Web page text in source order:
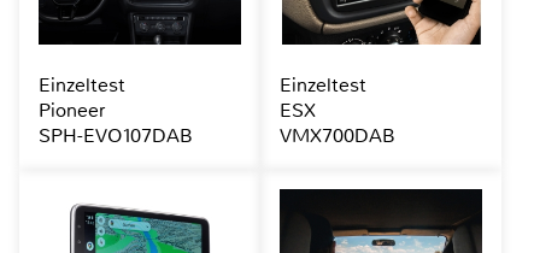
Einzeltest
Pioneer
SPH-EVO107DAB
Einzeltest
ESX
VMX700DAB